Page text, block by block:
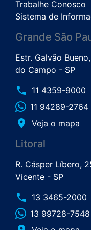
Trabalhe Conosco
Sistema de
Grande São
Estr. Galvão
do Campo - SP
phone 11 4359-9000
11 94289-2764
place Veja o mapa
Litoral
R. Cásper Líbero,
Vicente - SP
phone 13 3465-2000
13 99728-7548